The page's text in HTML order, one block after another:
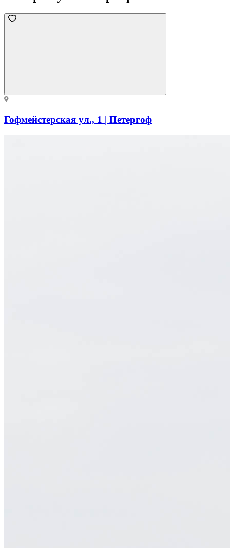
Гофмейстерская ул., 1 | Петергоф